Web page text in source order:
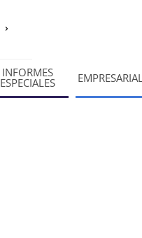
INFORMES
ESPECIALES